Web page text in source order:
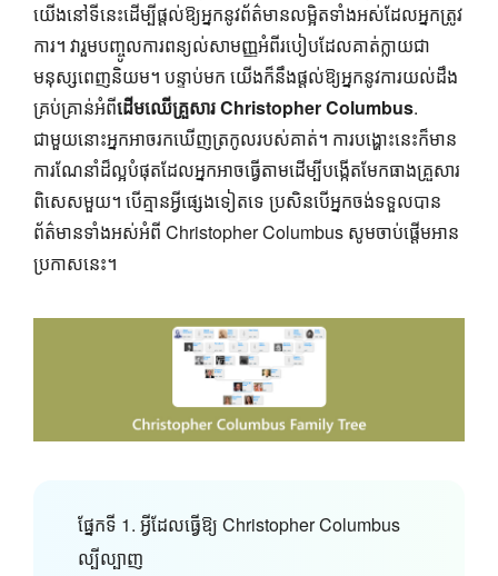
យើងនៅទីនេះដើម្បីផ្តល់ឱ្យអ្នកនូវព័ត៌មានលម្អិតទាំងអស់ដែលអ្នកត្រូវ
ការ។ វារួមបញ្ចូលការពន្យល់សាមញ្ញអំពីរបៀបដែលគាត់ក្លាយជា
មនុស្សពេញនិយម។ បន្ទាប់មក យើងក៏នឹងផ្តល់ឱ្យអ្នកនូវការយល់ដឹង
គ្រប់គ្រាន់អំពីដើមឈើគ្រួសារ Christopher Columbus.
ជាមួយ​នោះ​អ្នក​អាច​រក​ឃើញ​ត្រកូល​របស់​គាត់​។ ការបង្ហោះនេះក៏មាន
ការណែនាំដ៏ល្អបំផុតដែលអ្នកអាចធ្វើតាមដើម្បីបង្កើតមែកធាងគ្រួសារ
ពិសេសមួយ។ បើគ្មានអ្វីផ្សេងទៀតទេ ប្រសិនបើអ្នកចង់ទទួលបាន
ព័ត៌មានទាំងអស់អំពី Christopher Columbus សូមចាប់ផ្តើមអាន
ប្រកាសនេះ។
ផ្នែកទី 1. អ្វីដែលធ្វើឱ្យ Christopher Columbus
ល្បីល្បាញ